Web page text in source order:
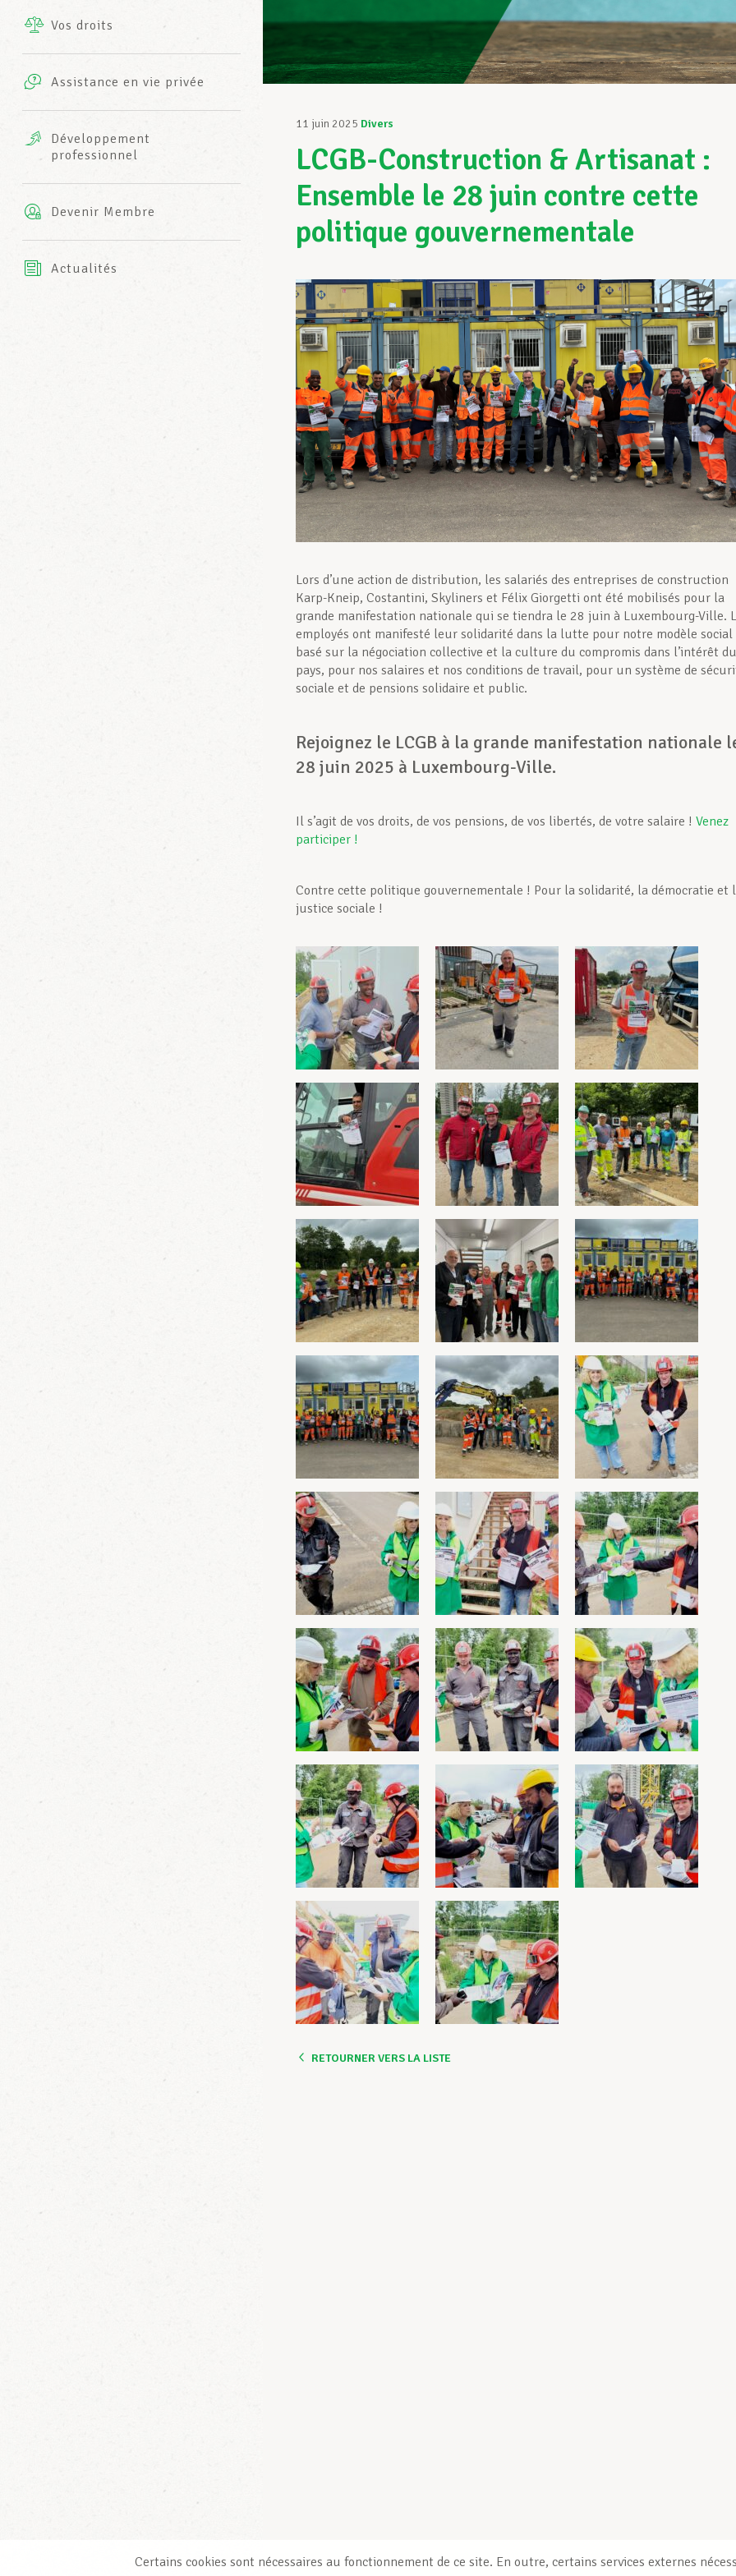
INFO-CENTER
Vos droits
Assistance en vie privée
complémentaires
AXA
Développement
professionnel
Devenir Membre
Actualités
11 juin 2025 Divers
LCGB-Construction & Artisanat :
Ensemble le 28 juin contre cette
politique gouvernementale
Lors d’une action de distribution, les salariés des entreprises de construction
Karp-Kneip, Costantini, Skyliners et Félix Giorgetti ont été mobilisés pour la
grande manifestation nationale qui se tiendra le 28 juin à Luxembourg-Ville.
employés ont manifesté leur solidarité dans la lutte pour notre modèle social
basé sur la négociation collective et la culture du compromis dans l’intérêt du
pays, pour nos salaires et nos conditions de travail, pour un système de
sociale et de pensions solidaire et public.
Rejoignez le LCGB à la grande manifestation nationale
28 juin 2025 à Luxembourg-Ville.
Il s’agit de vos droits, de vos pensions, de vos libertés, de votre salaire ! Venez
participer !
Contre cette politique gouvernementale ! Pour la solidarité, la démocratie et
justice sociale !
RETOURNER VERS LA LISTE
Certains cookies sont nécessaires au fonctionnement de ce site. En outre, certains services externes